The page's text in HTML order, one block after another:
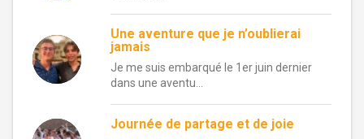
Une aventure que je n’oublierai
jamais
Je me suis embarqué le 1er juin dernier
dans une aventu...
Journée de partage et de joie